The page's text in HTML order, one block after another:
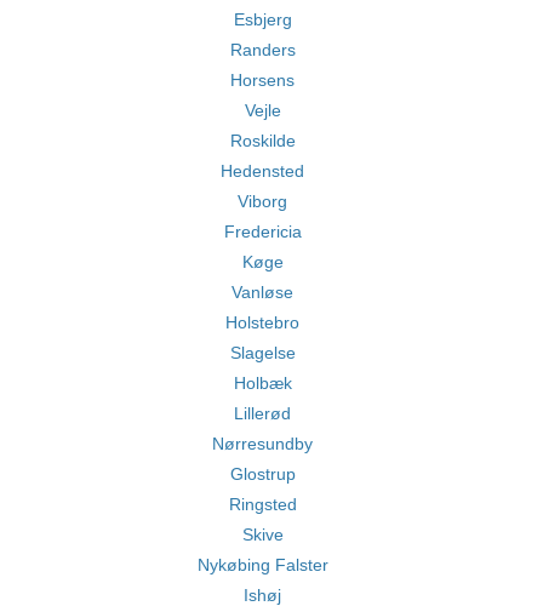
Esbjerg
Randers
Horsens
Vejle
Roskilde
Hedensted
Viborg
Fredericia
Køge
Vanløse
Holstebro
Slagelse
Holbæk
Lillerød
Nørresundby
Glostrup
Ringsted
Skive
Nykøbing Falster
Ishøj